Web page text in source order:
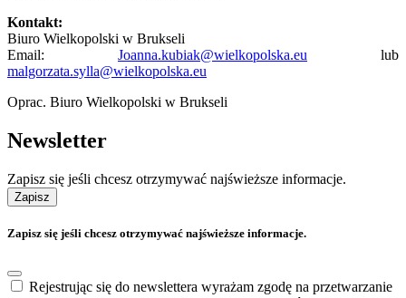
Kontakt:
Biuro Wielkopolski w Brukseli
Email: Joanna.kubiak@wielkopolska.eu lub
malgorzata.sylla@wielkopolska.eu
Oprac. Biuro Wielkopolski w Brukseli
Newsletter
Zapisz się jeśli chcesz otrzymywać najświeższe informacje.
Zapisz
Zapisz się jeśli chcesz otrzymywać najświeższe informacje.
Rejestrując się do newslettera wyrażam zgodę na przetwarzanie